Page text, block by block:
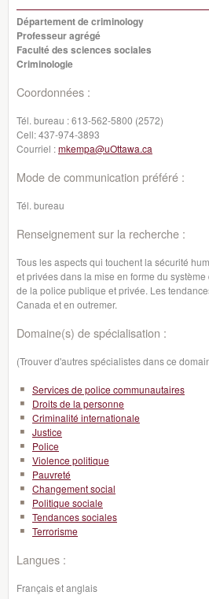
Département de criminology
Professeur agrégé
Faculté des sciences sociales
Criminologie
Coordonnées :
Tél. bureau :613-562-5800 (2572)
Cell:437-974-3893
Courriel :mkempa@uOttawa.ca
Mode de communication préféré :
Tél. bureau
Renseignement sur la recherche :
Tous les aspects qui touchent la sécurité
et privées dans la mise en forme du
de la police publique et privée. Les
Canada et en outremer.
Domaine(s) de spécialisation :
(Trouver d'autres spécialistes dans ce
Services de police communautaires
Droits de la personne
Criminalité internationale
Justice
Police
Violence politique
Pauvreté
Changement social
Politique sociale
Tendances sociales
Terrorisme
Langues :
Français et anglais